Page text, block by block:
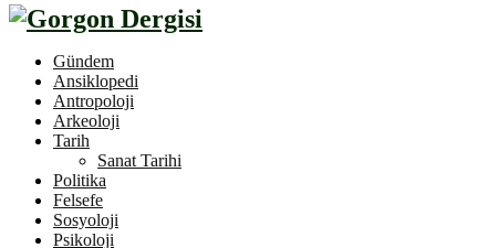
Gündem
Ansiklopedi
Antropoloji
Arkeoloji
Tarih
Sanat Tarihi
Politika
Felsefe
Sosyoloji
Psikoloji